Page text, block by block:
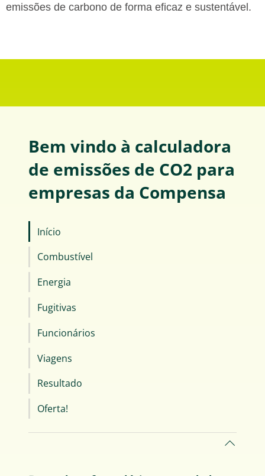
emissões de carbono de forma eficaz e sustentável.
Bem vindo à calculadora
de emissões de CO2 para
empresas da Compensa
Início
Combustível
Energia
Fugitivas
Funcionários
Viagens
Resultado
Oferta!